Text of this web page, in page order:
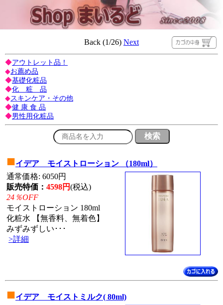
Back (1/26) Next
◆アウトレット品！
◆お薦め品
◆基礎化粧品
◆化 粧 品
◆スキンケア・その他
◆健 康 食 品
◆男性用化粧品
■イデア モイストローション （180ml）
通常価格: 6050円
販売特価： 4598円(税込)
24％OFF
モイストローション 180ml
化粧水 【無香料、無着色】
みずみずしい･･･
>詳細
■イデア モイストミルク( 80ml)